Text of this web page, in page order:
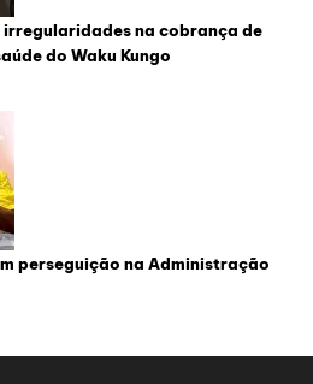
na cobrança de
do Waku Kungo
perseguição na Administração